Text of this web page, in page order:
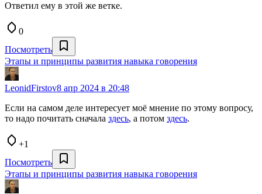
Ответил ему в этой же ветке.
0
Посмотреть
Этапы и принципы развития навыка говорения
LeonidFirstov8 апр 2024 в 20:48
Если на самом деле интересует моё мнение по этому вопросу,
то надо почитать сначала здесь, а потом здесь.
+1
Посмотреть
Этапы и принципы развития навыка говорения